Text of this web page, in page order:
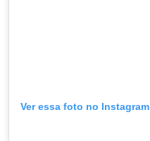
Ver essa foto no Instagram